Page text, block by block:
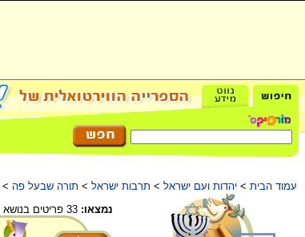
עמוד הבית > יהדות ועם ישראל > תרבות ישראל > תורה שבעל פה >
נמצאו: